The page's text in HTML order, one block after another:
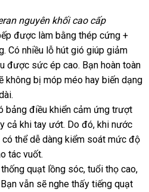
nguyên khối cao cấp
được làm bằng thép cứng +
Có nhiều lỗ hút gió giúp giảm
được sức ép cao. Bạn hoàn toàn
không bị móp méo hay biến dạng
bảng điều khiển cảm ứng trượt
cả khi tay ướt. Do đó, khi nước
thể dễ dàng kiểm soát mức độ
tác vuốt.
quạt lồng sóc, tuổi thọ cao,
vẫn sẽ nghe thấy tiếng quạt